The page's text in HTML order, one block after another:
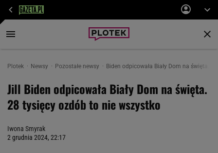
Plotek Newsy Pozostałe newsy Biden odpicowała Biały Dom na święta.
Jill Biden odpicowała Biały Dom na święta.
28 tysięcy ozdób to nie wszystko
Iwona Smyrak
2 grudnia 2024, 22:17